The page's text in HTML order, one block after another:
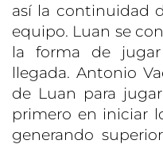
así la continuidad
equipo. Luan se
la forma de
llegada. Antonio
de Luan para
primero en iniciar
generando